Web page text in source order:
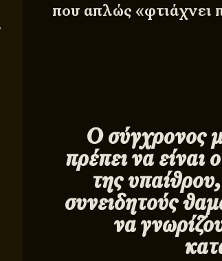
που απλώς «φτιάχνει
Ο σύγχρονος
πρέπει να είναι
της
συνειδητούς
να